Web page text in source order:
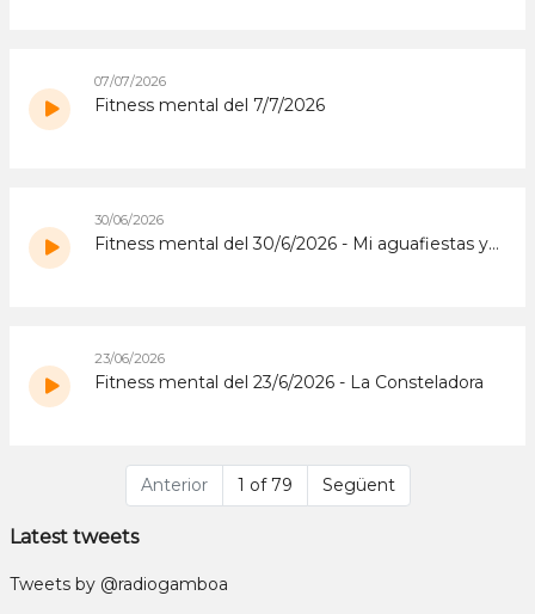
07/07/2026
Fitness mental del 7/7/2026
30/06/2026
Fitness mental del 30/6/2026 - Mi aguafiestas y yo
23/06/2026
Fitness mental del 23/6/2026 - La Consteladora
Anterior 1 of 79 Següent
Latest tweets
Tweets by @radiogamboa